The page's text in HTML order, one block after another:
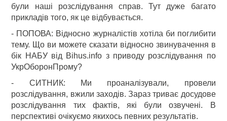
були наші розслідування справ. Тут дуже багато
прикладів того, як це відбувається.
- ПОПОВА: Відносно журналістів хотіла би поглибити
тему. Що ви можете сказати відносно звинувачення в
бік НАБУ від Bihus.info з приводу розслідування по
УкрОборонПрому?
- СИТНИК: Ми проаналізували, провели
розслідування, вжили заходів. Зараз триває досудове
розслідування тих фактів, які були озвучені. В
перспективі очікуємо якихось певних результатів.